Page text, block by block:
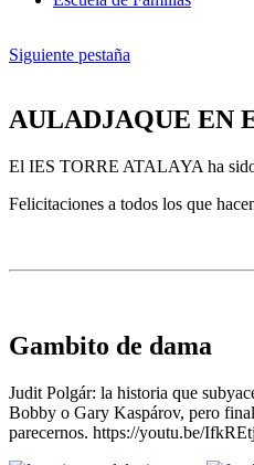
Siguiente pestaña
AULADJAQUE EN
El IES TORRE ATALAYA ha sido
Felicitaciones a todos los que
Gambito de dama
Judit Polgár: la historia que
Bobby o Gary Kaspárov, pero
parecernos. https://youtu.be/